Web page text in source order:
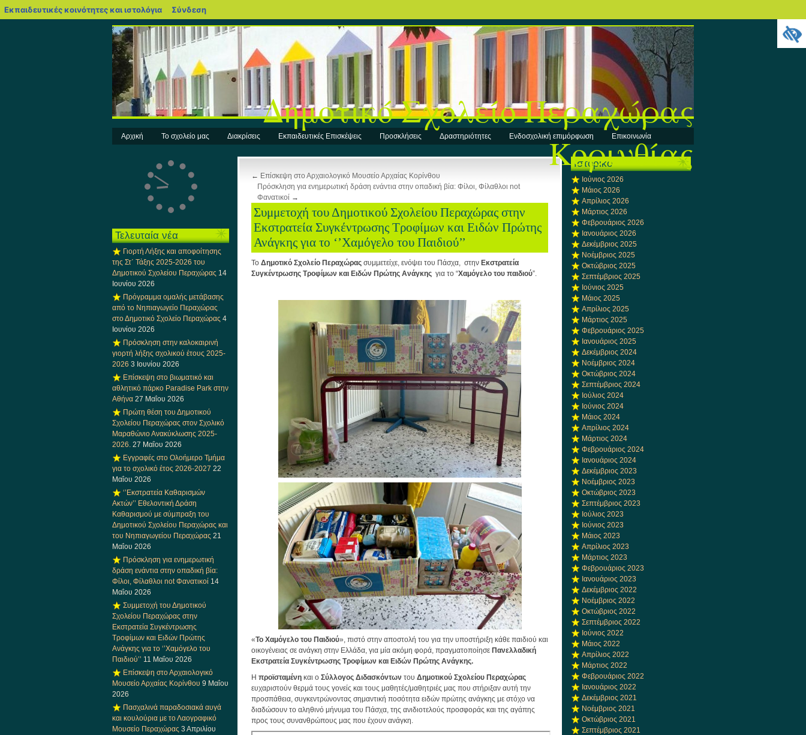
Δημοτικό Σχολείο Περαχώρας
Κορινθίας
Αρχική Το σχολείο μας Διακρίσεις Εκπαιδευτικές Επισκέψεις Προσκλήσεις Δραστηριότητες Ενδοσχολική επιμόρφωση Επικοινωνία
← Επίσκεψη στο Αρχαιολογικό Μουσείο Αρχαίας Κορίνθου
Πρόσκληση για ενημερωτική δράση ενάντια στην οπαδική βία: Φίλοι, Φίλαθλοι not
Φανατικοί →
Συμμετοχή του Δημοτικού Σχολείου Περαχώρας στην
Εκστρατεία Συγκέντρωσης Τροφίμων και Ειδών Πρώτης
Ανάγκης για το ‘’Χαμόγελο του Παιδιού’’
Το Δημοτικό Σχολείο Περαχώρας συμμετείχε, ενόψει του Πάσχα, στην Εκστρατεία
Συγκέντρωσης Τροφίμων και Ειδών Πρώτης Ανάγκης για το “Χαμόγελο του παιδιού”.
«Το Χαμόγελο του Παιδιού», πιστό στην αποστολή του για την υποστήριξη κάθε παιδιού και
οικογένειας σε ανάγκη στην Ελλάδα, για μία ακόμη φορά, πραγματοποίησε Πανελλαδική
Εκστρατεία Συγκέντρωσης Τροφίμων και Ειδών Πρώτης Ανάγκης.
Η προϊσταμένη και ο Σύλλογος Διδασκόντων του Δημοτικού Σχολείου Περαχώρας
ευχαριστούν θερμά τους γονείς και τους μαθητές/μαθητριές μας που στήριξαν αυτή την
προσπάθεια, συγκεντρώνοντας σημαντική ποσότητα ειδών πρώτης ανάγκης με στόχο να
διαδώσουν το αληθινό μήνυμα του Πάσχα, της ανιδιοτελούς προσφοράς και της αγάπης
προς τους συνανθρώπους μας που έχουν ανάγκη.
Τελευταία νέα
Γιορτή Λήξης και αποφοίτησης
της Στ΄ Τάξης 2025-2026 του
Δημοτικού Σχολείου Περαχώρας 14
Ιουνίου 2026
Πρόγραμμα ομαλής μετάβασης
από το Νηπιαγωγείο Περαχώρας
στο Δημοτικό Σχολείο Περαχώρας 4
Ιουνίου 2026
Πρόσκληση στην καλοκαιρινή
γιορτή λήξης σχολικού έτους 2025-
2026 3 Ιουνίου 2026
Επίσκεψη στο βιωματικό και
αθλητικό πάρκο Paradise Park στην
Αθήνα 27 Μαΐου 2026
Πρώτη θέση του Δημοτικού
Σχολείου Περαχώρας στον Σχολικό
Μαραθώνιο Ανακύκλωσης 2025-
2026. 27 Μαΐου 2026
Εγγραφές στο Ολοήμερο Τμήμα
για το σχολικό έτος 2026-2027 22
Μαΐου 2026
‘’Εκστρατεία Καθαρισμών
Ακτών’’ Εθελοντική Δράση
Καθαρισμού με σύμπραξη του
Δημοτικού Σχολείου Περαχώρας και
του Νηπιαγωγείου Περαχώρας 21
Μαΐου 2026
Πρόσκληση για ενημερωτική
δράση ενάντια στην οπαδική βία:
Φίλοι, Φίλαθλοι not Φανατικοί 14
Μαΐου 2026
Συμμετοχή του Δημοτικού
Σχολείου Περαχώρας στην
Εκστρατεία Συγκέντρωσης
Τροφίμων και Ειδών Πρώτης
Ανάγκης για το ‘’Χαμόγελο του
Παιδιού’’ 11 Μαΐου 2026
Επίσκεψη στο Αρχαιολογικό
Μουσείο Αρχαίας Κορίνθου 9 Μαΐου
2026
Πασχαλινά παραδοσιακά αυγά
και κουλούρια με το Λαογραφικό
Μουσείο Περαχώρας 3 Απριλίου
Ιστορικό
Ιούνιος 2026
Μάιος 2026
Απρίλιος 2026
Μάρτιος 2026
Φεβρουάριος 2026
Ιανουάριος 2026
Δεκέμβριος 2025
Νοέμβριος 2025
Οκτώβριος 2025
Σεπτέμβριος 2025
Ιούνιος 2025
Μάιος 2025
Απρίλιος 2025
Μάρτιος 2025
Φεβρουάριος 2025
Ιανουάριος 2025
Δεκέμβριος 2024
Νοέμβριος 2024
Οκτώβριος 2024
Σεπτέμβριος 2024
Ιούλιος 2024
Ιούνιος 2024
Μάιος 2024
Απρίλιος 2024
Μάρτιος 2024
Φεβρουάριος 2024
Ιανουάριος 2024
Δεκέμβριος 2023
Νοέμβριος 2023
Οκτώβριος 2023
Σεπτέμβριος 2023
Ιούλιος 2023
Ιούνιος 2023
Μάιος 2023
Απρίλιος 2023
Μάρτιος 2023
Φεβρουάριος 2023
Ιανουάριος 2023
Δεκέμβριος 2022
Νοέμβριος 2022
Οκτώβριος 2022
Σεπτέμβριος 2022
Ιούνιος 2022
Μάιος 2022
Απρίλιος 2022
Μάρτιος 2022
Φεβρουάριος 2022
Ιανουάριος 2022
Δεκέμβριος 2021
Νοέμβριος 2021
Οκτώβριος 2021
Σεπτέμβριος 2021
Εκπαιδευτικές κοινότητες και ιστολόγια blogs.sch.gr
Σύνδεση